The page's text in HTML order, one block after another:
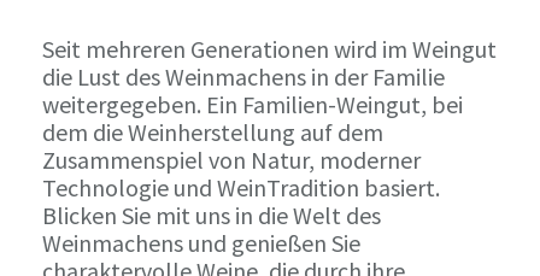
Seit mehreren Generationen wird im Weingut
die Lust des Weinmachens in der Familie
weitergegeben. Ein Familien-Weingut, bei
dem die Weinherstellung auf dem
Zusammenspiel von Natur, moderner
Technologie und WeinTradition basiert.
Blicken Sie mit uns in die Welt des
Weinmachens und genießen Sie